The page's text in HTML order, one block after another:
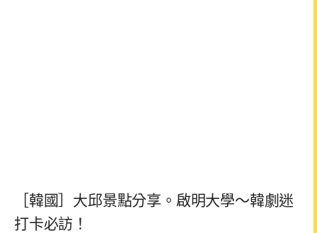
［韓國］大邱景點分享。啟明大學～韓劇迷
打卡必訪！